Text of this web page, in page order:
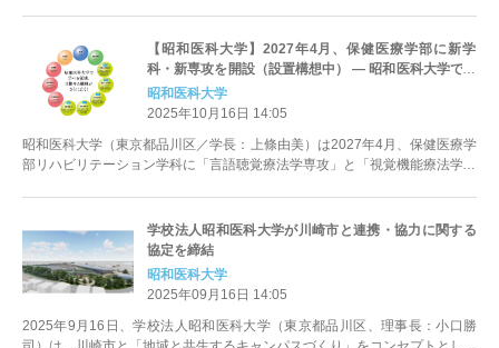
【昭和医科大学】2027年4月、保健医療学部に新学
科・新専攻を開設（設置構想中） ― 昭和医科大学で学
べる領域、目指せる職種がさらに広がります！
昭和医科大学
2025年10月16日 14:05
昭和医科大学（東京都品川区／学長：上條由美）は2027年4月、保健医療学
部リハビリテーション学科に「言語聴覚療法学専攻」と「視覚機能療法学専
学校法人昭和医科大学が川崎市と連携・協力に関する
協定を締結
昭和医科大学
2025年09月16日 14:05
2025年9月16日、学校法人昭和医科大学（東京都品川区、理事長：小口勝